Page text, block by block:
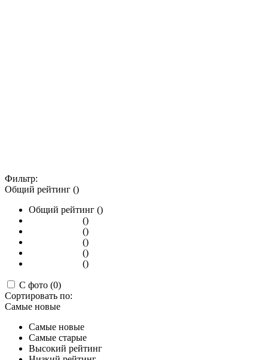
Фильтр:
Общий рейтинг ()
Общий рейтинг ()
()
()
()
()
()
С фото (0)
Сортировать по:
Самые новые
Самые новые
Самые старые
Высокий рейтинг